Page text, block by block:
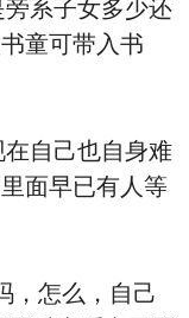
系子女多少还
童可带入书
自己也自身难
面早已有人等
，怎么，自己